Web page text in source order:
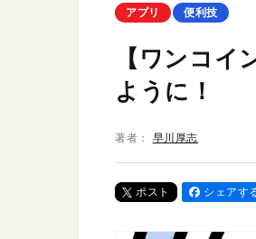
アプリ 便利技
【ワンコ
ように！
著者： 早川厚志
ポスト シェアす